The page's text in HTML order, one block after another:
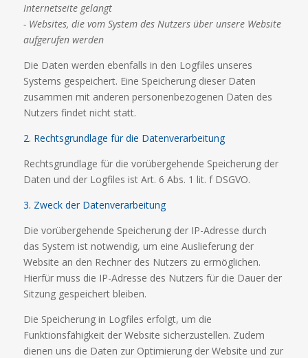
Internetseite gelangt
- Websites, die vom System des Nutzers über unsere Website
aufgerufen werden
Die Daten werden ebenfalls in den Logfiles unseres
Systems gespeichert. Eine Speicherung dieser Daten
zusammen mit anderen personenbezogenen Daten des
Nutzers findet nicht statt.
2. Rechtsgrundlage für die Datenverarbeitung
Rechtsgrundlage für die vorübergehende Speicherung der
Daten und der Logfiles ist Art. 6 Abs. 1 lit. f DSGVO.
3. Zweck der Datenverarbeitung
Die vorübergehende Speicherung der IP-Adresse durch
das System ist notwendig, um eine Auslieferung der
Website an den Rechner des Nutzers zu ermöglichen.
Hierfür muss die IP-Adresse des Nutzers für die Dauer der
Sitzung gespeichert bleiben.
Die Speicherung in Logfiles erfolgt, um die
Funktionsfähigkeit der Website sicherzustellen. Zudem
dienen uns die Daten zur Optimierung der Website und zur